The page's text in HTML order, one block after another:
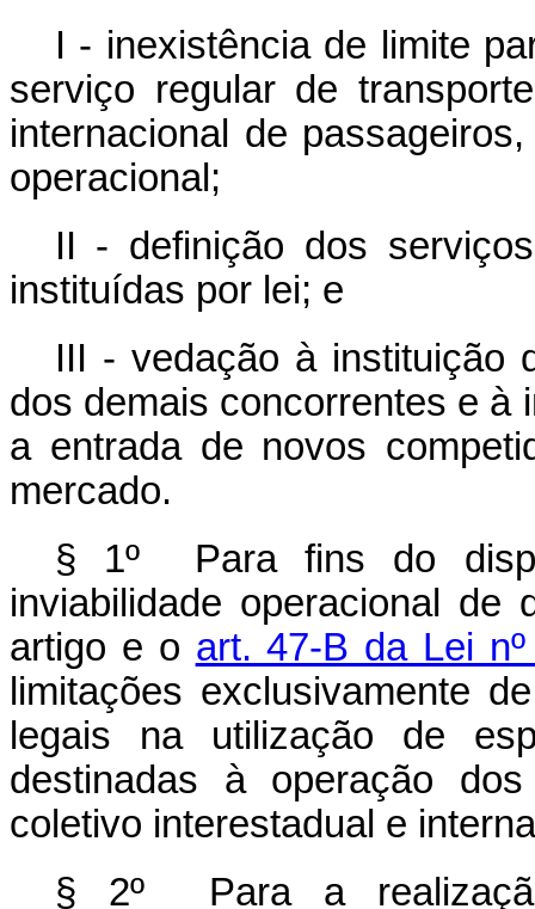
I - inexistência de limite
serviço regular de
internacional de
operacional;
II - definição dos
instituídas por lei; e
III - vedação à instituição
dos demais concorrentes e à
a entrada de novos
mercado.
§ 1º Para fins do
inviabilidade operacional
artigo e o art. 47-B da Lei
limitações exclusivamente
legais na utilização de
destinadas à operação
coletivo interestadual e
§ 2º Para a